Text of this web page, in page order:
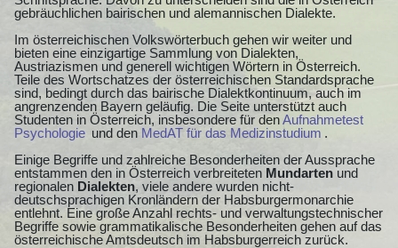
gebräuchlichen bairischen und alemannischen Dialekte.
Im österreichischen Volkswörterbuch gehen wir weiter und
bieten eine einzigartige Sammlung von Dialekten,
Austriazismen und generell wichtigen Wörtern in Österreich.
Teile des Wortschatzes der österreichischen Standardsprache
sind, bedingt durch das bairische Dialektkontinuum, auch im
angrenzenden Bayern geläufig. Die Seite unterstützt auch
Studenten in Österreich, insbesondere für denAufnahmetest
Psychologie und den MedAT für das Medizinstudium .
Einige Begriffe und zahlreiche Besonderheiten der Aussprache
entstammen den in Österreich verbreiteten Mundarten und
regionalen Dialekten, viele andere wurden nicht-
deutschsprachigen Kronländern der Habsburgermonarchie
entlehnt. Eine große Anzahl rechts- und verwaltungstechnischer
Begriffe sowie grammatikalische Besonderheiten gehen auf das
österreichische Amtsdeutsch im Habsburgerreich zurück.